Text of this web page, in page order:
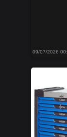
09/07/2026